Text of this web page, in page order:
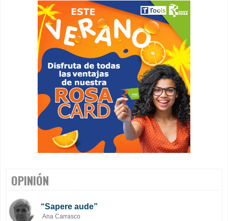
OPINIÓN
“Sapere aude”
Ana Carrasco